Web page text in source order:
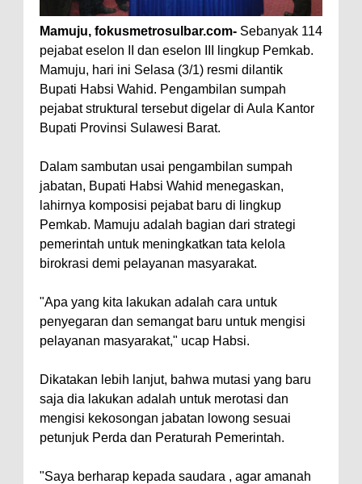
Mamuju, fokusmetrosulbar.com- Sebanyak 114
pejabat eselon II dan eselon III lingkup Pemkab.
Mamuju, hari ini Selasa (3/1) resmi dilantik
Bupati Habsi Wahid. Pengambilan sumpah
pejabat struktural tersebut digelar di Aula Kantor
Bupati Provinsi Sulawesi Barat.
Dalam sambutan usai pengambilan sumpah
jabatan, Bupati Habsi Wahid menegaskan,
lahirnya komposisi pejabat baru di lingkup
Pemkab. Mamuju adalah bagian dari strategi
pemerintah untuk meningkatkan tata kelola
birokrasi demi pelayanan masyarakat.
"Apa yang kita lakukan adalah cara untuk
penyegaran dan semangat baru untuk mengisi
pelayanan masyarakat," ucap Habsi.
Dikatakan lebih lanjut, bahwa mutasi yang baru
saja dia lakukan adalah untuk merotasi dan
mengisi kekosongan jabatan lowong sesuai
petunjuk Perda dan Peraturah Pemerintah.
"Saya berharap kepada saudara , agar amanah